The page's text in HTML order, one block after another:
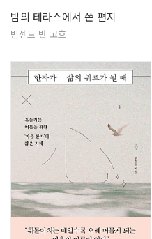
밤의 테라스에서 쓴 편지
빈센트 반 고흐